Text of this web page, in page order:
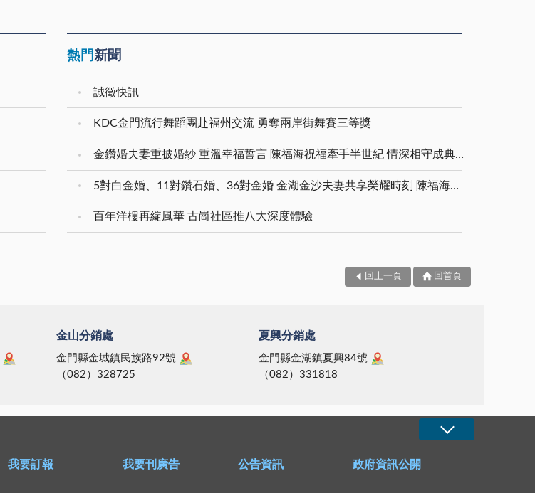
熱門新聞
誠徵快訊
KDC金門流行舞蹈團赴福州交流 勇奪兩岸街舞賽三等獎
金鑽婚夫妻重披婚紗 重溫幸福誓言 陳福海祝福牽手半世紀 情深相守成典範
5對白金婚、11對鑽石婚、36對金婚 金湖金沙夫妻共享榮耀時刻 陳福海表揚金鑽婚夫妻 向半世紀相守家庭典範致敬
百年洋樓再綻風華 古崗社區推八大深度體驗
回上一頁 回首頁
金山分銷處
金門縣金城鎮民族路92號
（082）328725
夏興分銷處
金門縣金湖鎮夏興84號
（082）331818
我要訂報 我要刊廣告 公告資訊 政府資訊公開